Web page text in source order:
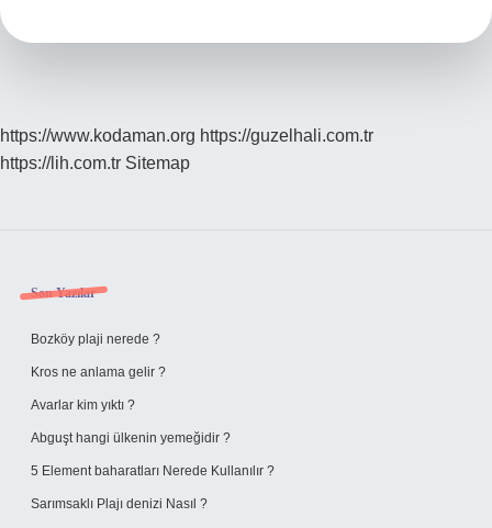
https://www.kodaman.org https://guzelhali.com.tr
https://lih.com.tr Sitemap
Sidebar
Son Yazılar
Bozköy plaji nerede ?
Kros ne anlama gelir ?
Avarlar kim yıktı ?
Abguşt hangi ülkenin yemeğidir ?
5 Element baharatları Nerede Kullanılır ?
Sarımsaklı Plajı denizi Nasıl ?